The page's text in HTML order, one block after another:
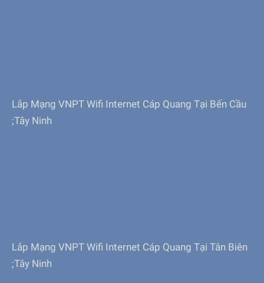
Lắp Mạng VNPT Wifi Internet Cáp Quang Tại Bến Cầu
;Tây Ninh
Lắp Mạng VNPT Wifi Internet Cáp Quang Tại Tân Biên
;Tây Ninh